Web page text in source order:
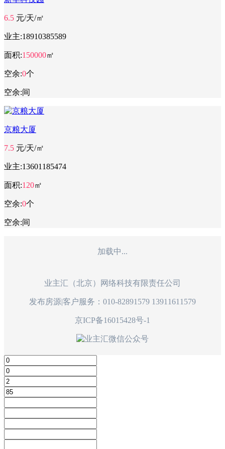
6.5 元/天/㎡
业主:18910385589
面积:150000㎡
空余:0个
空余:间
京粮大厦
7.5 元/天/㎡
业主:13601185474
面积:120㎡
空余:0个
空余:间
加载中...
业主汇（北京）网络科技有限责任公司
发布房源|客户服务：010-82891579 13911611579
京ICP备16015428号-1